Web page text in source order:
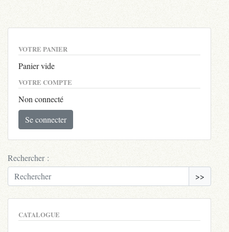
VOTRE PANIER
Panier vide
VOTRE COMPTE
Non connecté
Se connecter
Rechercher :
>>
CATALOGUE